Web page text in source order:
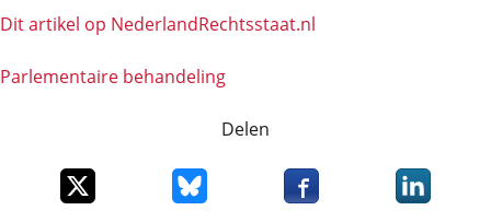
Dit artikel op NederlandRechts­staat.nl
Parlementaire behandeling
Delen
Deel dit item op XDeel dit item op Bluesky
Deel dit item opDeel dit